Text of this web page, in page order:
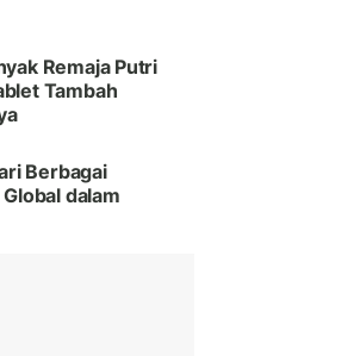
Remaja Putri
Tambah
Berbagai
dalam